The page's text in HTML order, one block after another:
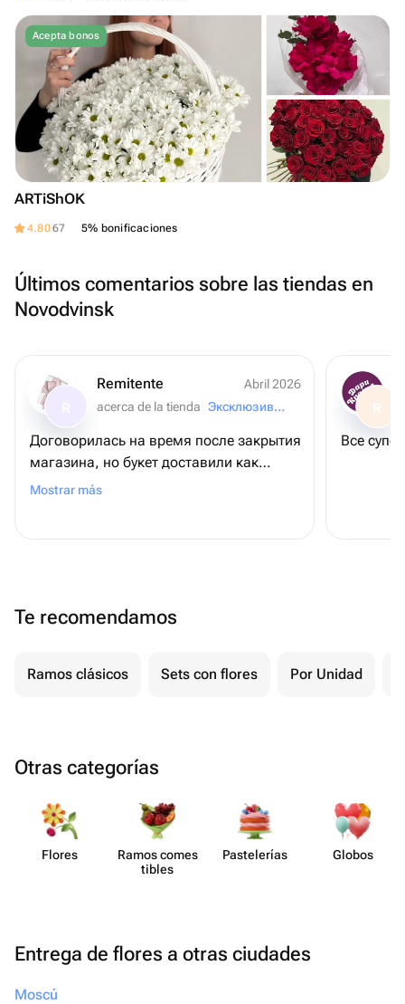
Acepta bonos
ARTiShOK
4.8067 5% bonificaciones
Últimos comentarios sobre las tiendas en
Novodvinsk
Remitente
Abril 2026
acerca de la tienda
Эксклюзивные шары
Договорилась на время после закрытия
магазина, но букет доставили как
договорились. Очень благодарна
Mostrar más
R
Все
Te recomendamos
Ramos clásicos Sets con flores Por Unidad
Otras categorías
Flores
Ramos comes​
tibles
Paste​lerías Globos
Entrega de flores a otras ciudades
Moscú